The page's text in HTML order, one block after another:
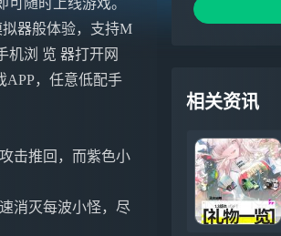
随时上线游戏。
器般体验，支持M
机浏 览 器打开网
APP，任意低配手
击推回，而紫色小
消灭每波小怪，尽
相关资讯